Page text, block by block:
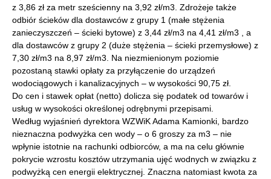
z 3,86 zł za metr sześcienny na 3,92 zł/m3. Zdrożeje także
odbiór ścieków dla dostawców z grupy 1 (małe stężenia
zanieczyszczeń – ścieki bytowe) z 3,44 zł/m3 na 4,41 zł/m3 , a
dla dostawców z grupy 2 (duże stężenia – ścieki przemysłowe) z
7,30 zł/m3 na 8,97 zł/m3. Na niezmienionym poziomie
pozostaną stawki opłaty za przyłączenie do urządzeń
wodociągowych i kanalizacyjnych – w wysokości 90,75 zł.
Do cen i stawek opłat (netto) dolicza się podatek od towarów i
usług w wysokości określonej odrębnymi przepisami.
Według wyjaśnień dyrektora WZWiK Adama Kamionki, bardzo
nieznaczna podwyżka cen wody – o 6 groszy za m3 – nie
wpłynie istotnie na rachunki odbiorców, a ma na celu głównie
pokrycie wzrostu kosztów utrzymania ujęć wodnych w związku z
podwyżką cen energii elektrycznej. Znaczna natomiast kwota za